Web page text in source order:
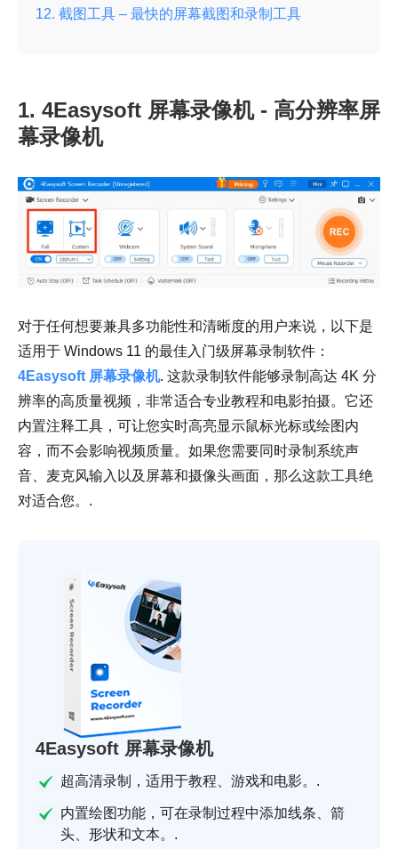
12. 截图工具 – 最快的屏幕截图和录制工具
1. 4Easysoft 屏幕录像机 - 高分辨率屏
幕录像机
对于任何想要兼具多功能性和清晰度的用户来说，以下是
适用于 Windows 11 的最佳入门级屏幕录制软件：
4Easysoft 屏幕录像机. 这款录制软件能够录制高达 4K 分
辨率的高质量视频，非常适合专业教程和电影拍摄。它还
内置注释工具，可让您实时高亮显示鼠标光标或绘图内
容，而不会影响视频质量。如果您需要同时录制系统声
音、麦克风输入以及屏幕和摄像头画面，那么这款工具绝
对适合您。.
4Easysoft 屏幕录像机
超高清录制，适用于教程、游戏和电影。.
内置绘图功能，可在录制过程中添加线条、箭
头、形状和文本。.